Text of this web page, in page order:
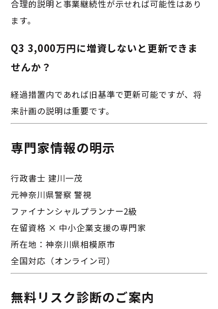
合理的説明と事業継続性が示せれば可能性はあり
ます。
Q3 3,000万円に増資しないと更新できま
せんか？
経過措置内であれば旧基準で更新可能ですが、将
来計画の説明は重要です。
専門家情報の明示
行政書士 建川一茂
元神奈川県警察 警視
ファイナンシャルプランナー2級
在留資格 × 中小企業支援の専門家
所在地：神奈川県相模原市
全国対応（オンライン可）
無料リスク診断のご案内